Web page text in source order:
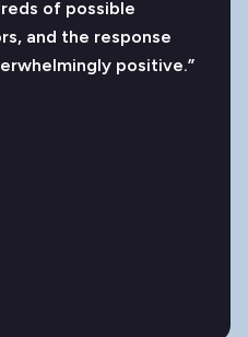
of possible
and the response
positive.”